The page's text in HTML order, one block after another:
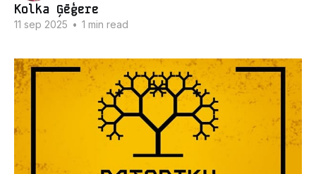
Kolka Ģēģere
11 sep 2025 • 1 min read